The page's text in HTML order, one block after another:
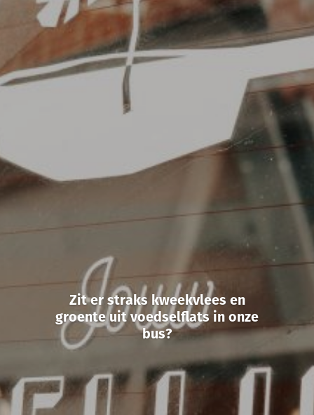
Zit er straks kweekvlees en
groente uit voedselflats in onze
bus?